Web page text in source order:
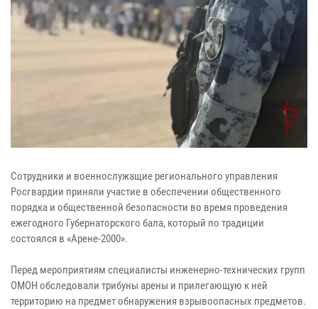
Сотрудники и военнослужащие регионального управления
Росгвардии приняли участие в обеспечении общественного
порядка и общественной безопасности во время проведения
ежегодного Губернаторского бала, который по традиции
состоялся в «Арене-2000».
Перед мероприятиям специалисты инженерно-технических групп
ОМОН обследовали трибуны арены и прилегающую к ней
территорию на предмет обнаружения взрывоопасных предметов.